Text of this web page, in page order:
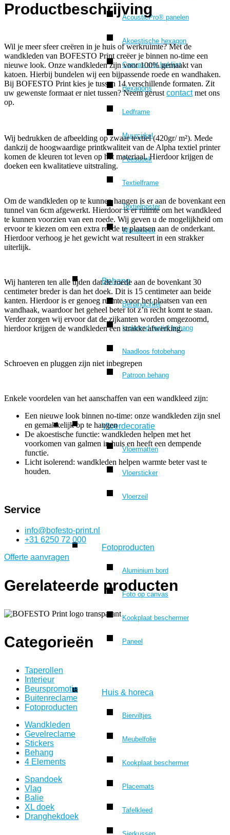
AcousticPro® panelen
Akoestische hexagon
Canvas met baklijst
Hexagons
Ledframe
Muurcirkel
Peesdoek
Textielframe
Textielposter
Wandkleed
Behang
Behangcirkel
Isolerend textiel behang
Naadloos fotobehang
Patroon behang
Vloerdecoratie
Vloermatten
Vloersticker
Vloerzeil
Fotoproducten
Aluminium bord
Foto op canvas
Kookplaat beschermer
Paneel
Huis & horeca
Bierviltjes
Meubelfolie
Kookplaat beschermer
Placemats
Tafelkleed
Productbeschrijving
Wil je meer sfeer creëren in je huis of werkruimte? Met de
wandkleden van BOFESTO Print creëer je binnen no-time een
nieuwe look. Onze wandkleden zijn voor 100% gemaakt van
katoen. Hierbij bundelen wij een bijpassende roede en wandhaken.
Bij BOFESTO Print kies je tussen 14 verschillende formaten. Zit
uw gewenste formaat er niet tussen? Neem gerust contactmet ons
op.
Wij bedrukken de afbeelding op zwaar textiel (420gr/ m²). Mede
dankzij de hoogwaardige printkwaliteit van de Alpha textiel printer
komen de kleuren tot leven op het materiaal. Hierdoor krijgen de
doeken een kwalitatieve uitstraling.
Om de wandkleden op te kunnen hangen is er aan de bovenkant een
tunnel van 6cm afgewerkt. Hierdoor is er ruimte om het wandkleed
te kunnen voorzien van een roede. Wij geven u de mogelijkheid om
ervoor te kiezen om een extra roede te plaatsen aan de onderkant.
Hierdoor verhoog je het gewicht wat resulteert in een strakker
uiterlijk.
Wij hanteren ten alle tijden dat de roede aan de bovenkant 30
centimeter breder is dan het doek. Dit is 15 centimeter aan beide
kanten. Hierdoor is er genoeg ruimte voor het plaatsen van een
wandhaak, waardoor het geheel beter tot z’n recht komt te staan.
Verder zorgen wij ervoor dat de zijkanten worden omgezoomd,
hierdoor krijgen de wandkleden een strakke afwerking.
Schroeven en pluggen zijn niet inbegrepen
Enkele voordelen van het aanschaffen van een wandkleed zijn:
Een nieuwe look binnen no-time: onze wandkleden zijn snel
en gemakkelijk op te hangen
De akoestische functie: wandkleden helpen met het
voorkomen van galmen in huis en heeft een dempende
functie.
Licht isolerend: wandkleden helpen warmte beter vast te
houden.
Service
info@bofesto-print.nl
+31 6250 72 000
Offerte aanvragen
Gerelateerde producten
Categorieën
Taperollen
Interieur
Beurspromotie
Buitenreclame
Fotoproducten
Wandkleden
Gevelreclame
Stickers
Behang
4 Elements
Spandoek
Vlag
Balie
XL doek
Dranghekdoek